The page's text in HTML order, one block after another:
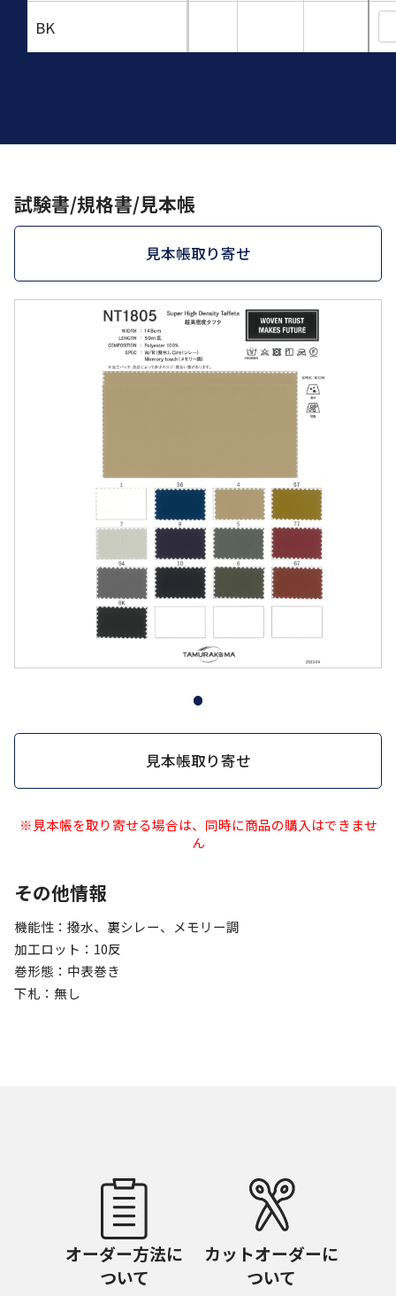
BK
試験書/規格書/見本帳
見本帳取り寄せ
見本帳取り寄せ
※見本帳を取り寄せる場合は、同時に商品の購入はできませ
ん
その他情報
機能性：撥水、裏シレー、メモリー調
加工ロット：10反
巻形態：中表巻き
下札：無し
オーダー方法に
ついて
カットオーダーに
ついて